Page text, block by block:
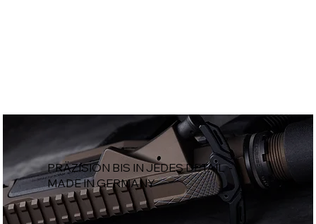
PRÄZISION BIS IN JEDES DETAIL -
MADE IN GERMANY